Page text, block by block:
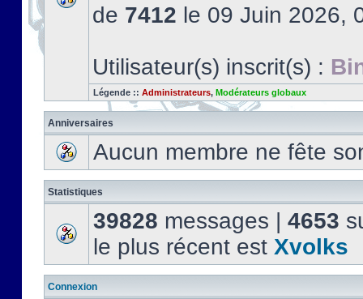
de 7412 le 09 Juin 2026,
Utilisateur(s) inscrit(s) :
Légende :: Administrateurs, Modérateurs globaux
Anniversaires
Aucun membre ne fête
Statistiques
39828 messages | 4653
le plus récent est Xvolks
Connexion